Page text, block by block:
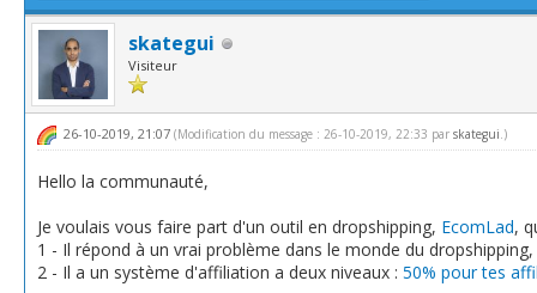
skategui
Visiteur
26-10-2019, 21:07 (Modification du message : 26-10-2019, 22:33 par skategui.)
Hello la communauté,
Je voulais vous faire part d'un outil en dropshipping, EcomLad,
1 - Il répond à un vrai problème dans le monde du
2 - Il a un système d'affiliation a deux niveaux : 50% pour tes